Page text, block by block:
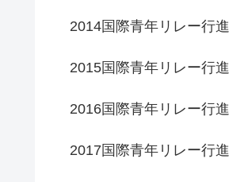
2014国際青年リレー行進
2015国際青年リレー行進
2016国際青年リレー行進
2017国際青年リレー行進